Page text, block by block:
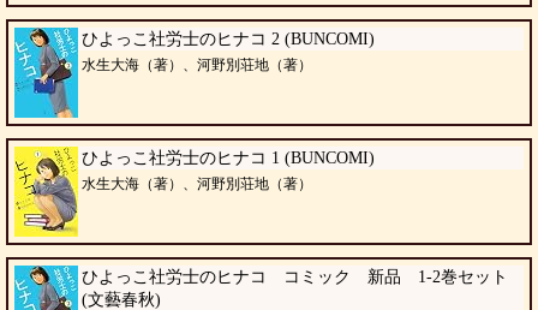
ひよっこ社労士のヒナコ 2 (BUNCOMI)
水生大海（著）、河野別荘地（著）
ひよっこ社労士のヒナコ 1 (BUNCOMI)
水生大海（著）、河野別荘地（著）
ひよっこ社労士のヒナコ コミック 新品 1-2巻セット
(文藝春秋)